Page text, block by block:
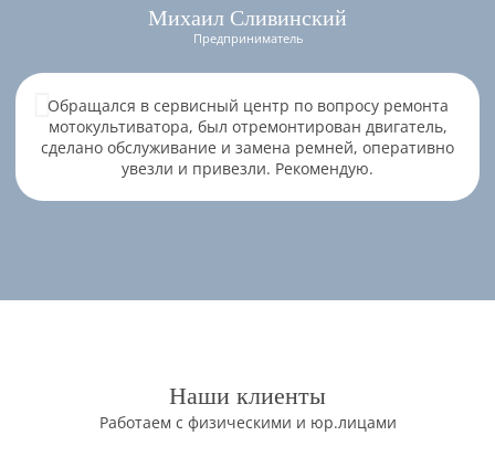
Михаил Сливинский
Предприниматель
Обращался в сервисный центр по вопросу ремонта
мотокультиватора, был отремонтирован двигатель,
сделано обслуживание и замена ремней, оперативно
увезли и привезли. Рекомендую.
Наши клиенты
Работаем с физическими и юр.лицами